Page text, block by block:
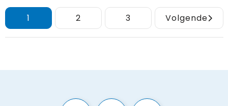
1 2 3 Volgende